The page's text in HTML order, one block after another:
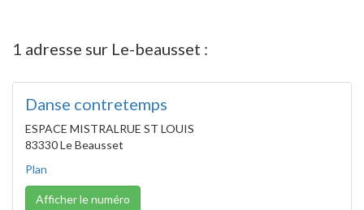
1 adresse sur Le-beausset :
Danse contretemps
ESPACE MISTRALRUE ST LOUIS
83330 Le Beausset
Plan
Afficher le numéro